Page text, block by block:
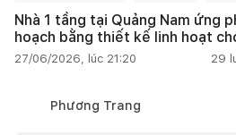
Nhà 1 tầng tại Quảng Nam ứng
hoạch bằng thiết kế linh hoạt
27/06/2026, lúc 21:20 29
Phương Trang